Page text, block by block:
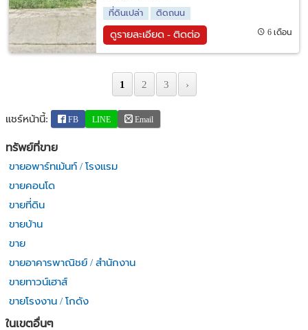
ที่ดินเปล่า
ติดถนน
ดูรายละเอียด - ติดต่อ 6 เดือน
1 2 3 ›
แชร์หน้านี้: FB LINE Email
ทรัพย์ที่ขาย
ขายอพาร์ทเม้นท์ / โรงแรม
ขายคอนโด
ขายที่ดิน
ขายบ้าน
ขาย
ขายอาคารพาณิชย์ / สำนักงาน
ขายทาวน์เฮาส์
ขายโรงงาน / โกดัง
ในเขตอื่นๆ